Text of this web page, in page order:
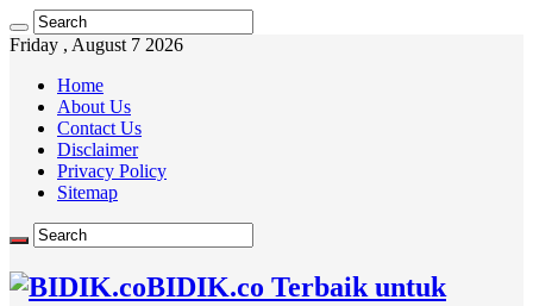
Friday , August 7 2026
Home
About Us
Contact Us
Disclaimer
Privacy Policy
Sitemap
BIDIK.co Terbaik untuk